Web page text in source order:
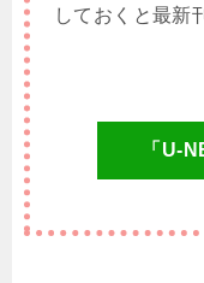
しておくと最新
「U-